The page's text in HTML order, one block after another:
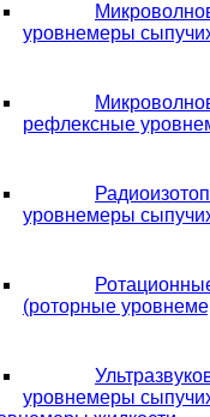
уровнемеры
рефлексные
уровнемеры
(роторные
уровнемеры